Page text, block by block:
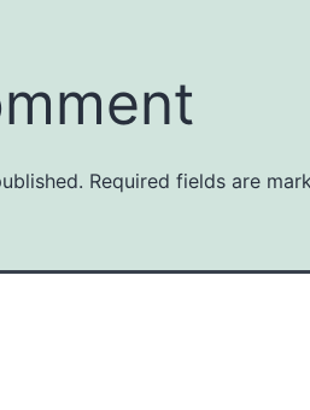
Required fields are